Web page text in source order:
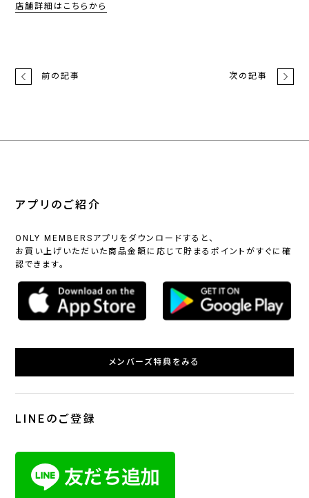
店舗詳細はこちらから
前の記事 次の記事
アプリのご紹介
ONLY MEMBERSアプリをダウンロードすると、
お買い上げいただいた商品金額に応じて貯まるポイントがすぐに確
認できます。
メンバーズ特典をみる
LINEのご登録